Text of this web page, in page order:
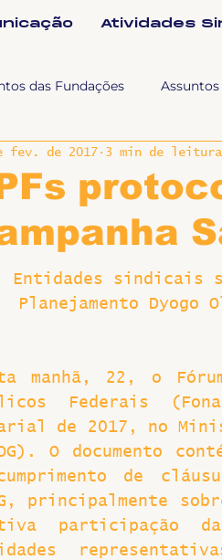
Atividades
das Fundações
e Relação de Tra Fala
Efetivos Documentos
Imprensa e
Slider Nova
Pública Greve
fev. de 2017 3 min de leitura
Entidades sindicais
Planejamento
manhã, 22, o
Federais
de 2017, no
O documento
de
principalmente
participação